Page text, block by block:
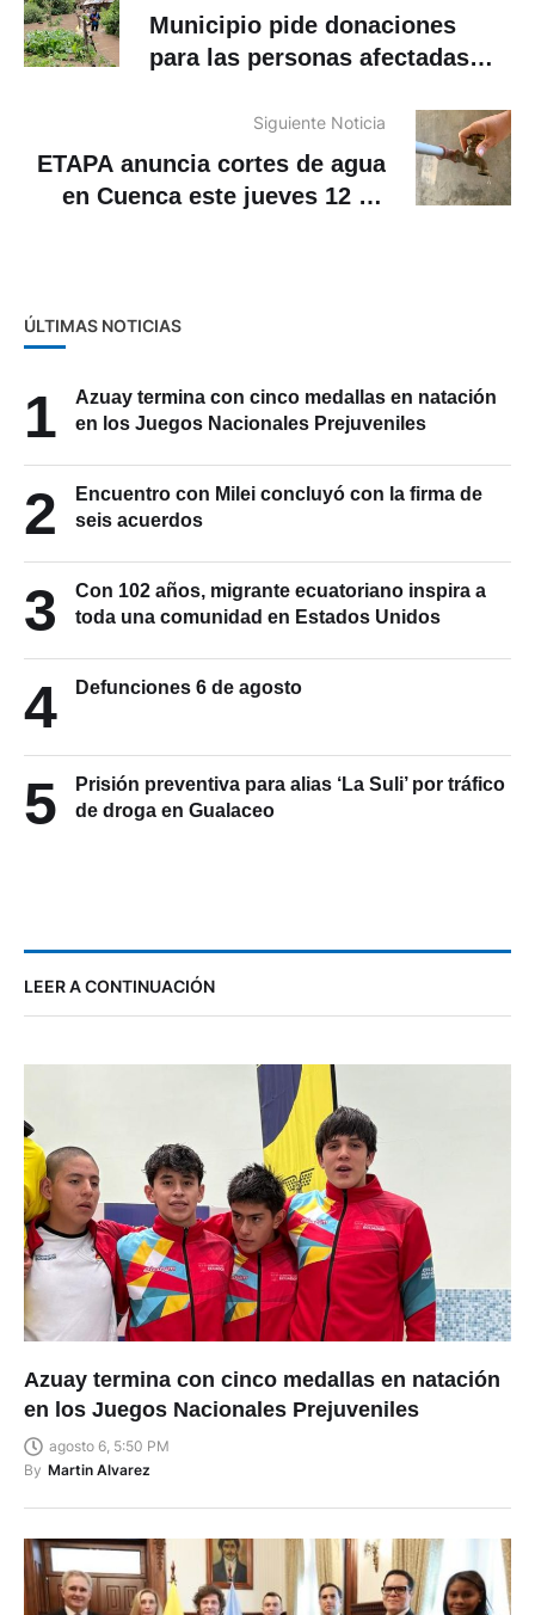
Municipio pide donaciones
para las personas afectadas
Siguiente Noticia
ETAPA anuncia cortes de agua
en Cuenca este jueves 12 de
ÚLTIMAS NOTICIAS
1
Azuay termina con cinco medallas en natación
en los Juegos Nacionales Prejuveniles
2
Encuentro con Milei concluyó con la firma de
seis acuerdos
3
Con 102 años, migrante ecuatoriano inspira a
toda una comunidad en Estados Unidos
4 Defunciones 6 de agosto
5
Prisión preventiva para alias ‘La Suli’ por tráfico
de droga en Gualaceo
LEER A CONTINUACIÓN
Azuay termina con cinco medallas en natación
en los Juegos Nacionales Prejuveniles
agosto 6, 5:50 PM
By Martin Alvarez